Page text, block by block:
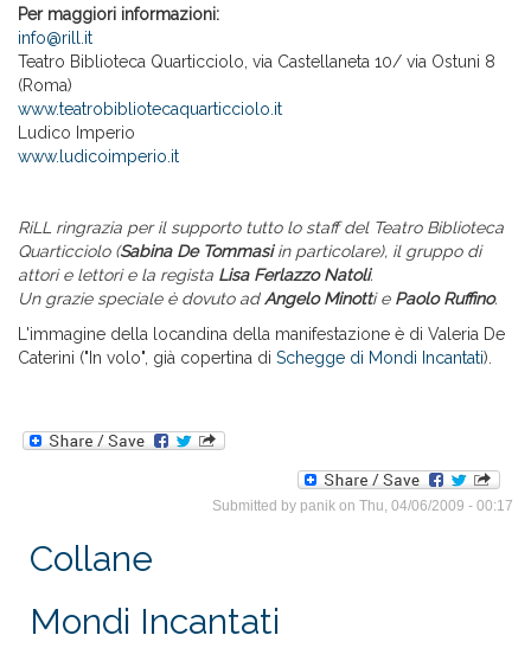
Per maggiori informazioni:
info@rill.it
Teatro Biblioteca Quarticciolo, via Castellaneta 10/ via Ostuni 8
(Roma)
www.teatrobibliotecaquarticciolo.it
Ludico Imperio
www.ludicoimperio.it
RiLL ringrazia per il supporto tutto lo staff del Teatro Biblioteca
Quarticciolo (Sabina De Tommasiin particolare), il gruppo di
attori e lettori e la regista Lisa Ferlazzo Natoli.
Un grazie speciale è dovuto adAngelo Minotti e Paolo Ruffino.
L'immagine della locandina della manifestazione è di Valeria De
Caterini ("In volo", già copertina di Schegge di Mondi Incantati).
Submitted by panik on Thu, 04/06/2009 - 00:17
Collane
Mondi Incantati